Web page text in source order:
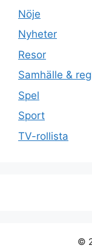
Nöje
Nyheter
Resor
Samhälle &
Spel
Sport
TV-rollista
©